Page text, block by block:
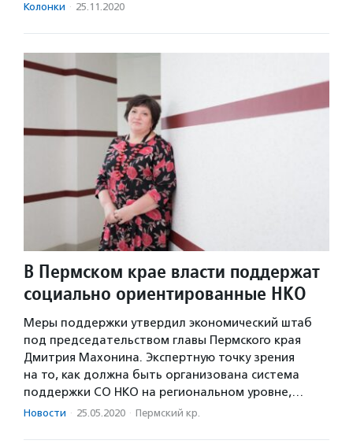
Колонки · 25.11.2020
В Пермском крае власти поддержат
социально ориентированные НКО
Меры поддержки утвердил экономический штаб
под председательством главы Пермского края
Дмитрия Махонина. Экспертную точку зрения
на то, как должна быть организована система
поддержки СО НКО на региональном уровне,…
Новости · 25.05.2020 · Пермский кр.